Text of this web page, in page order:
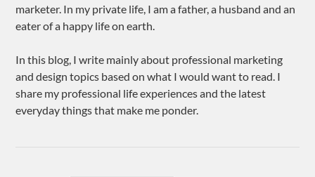
marketer. In my private life, I am a father, a husband and an
eater of a happy life on earth.
In this blog, I write mainly about professional marketing
and design topics based on what I would want to read. I
share my professional life experiences and the latest
everyday things that make me ponder.